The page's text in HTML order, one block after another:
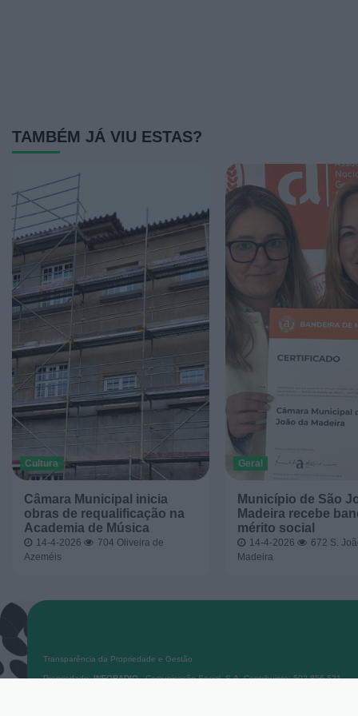
TAMBÉM JÁ VIU ESTAS?
Cultura
Câmara Municipal inicia
obras de requalificação na
Academia de Música
14-4-2026 704 Oliveira de
Azeméis
Geral
Município de São
Madeira recebe
mérito social
14-4-2026 672 S.
Madeira
Transparência da Propriedade e Gestão
Propriedade:INFORADIO- Comunicação Social, S.A. Contribuinte: 502 856 521